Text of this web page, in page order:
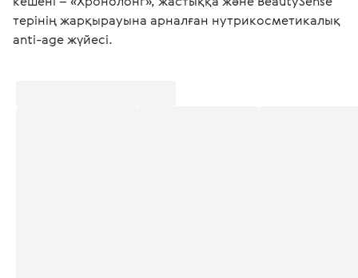
терінің жарқырауына арналған нутрикосметикалық
аnti-age жүйесі.